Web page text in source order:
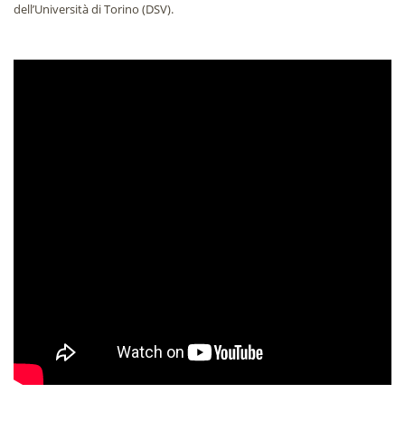
dell’Università di Torino (DSV).